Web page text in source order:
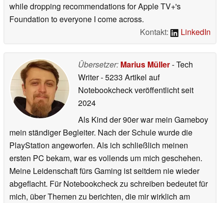
while dropping recommendations for Apple TV+'s
Foundation to everyone I come across.
Kontakt:
LinkedIn
Übersetzer: Marius Müller- Tech
Writer- 5233 Artikel auf
Notebookcheck veröffentlichtseit
2024
Als Kind der 90er war mein Gameboy
mein ständiger Begleiter. Nach der Schule wurde die
PlayStation angeworfen. Als ich schließlich meinen
ersten PC bekam, war es vollends um mich geschehen.
Meine Leidenschaft fürs Gaming ist seitdem nie wieder
abgeflacht. Für Notebookcheck zu schreiben bedeutet für
mich, über Themen zu berichten, die mir wirklich am